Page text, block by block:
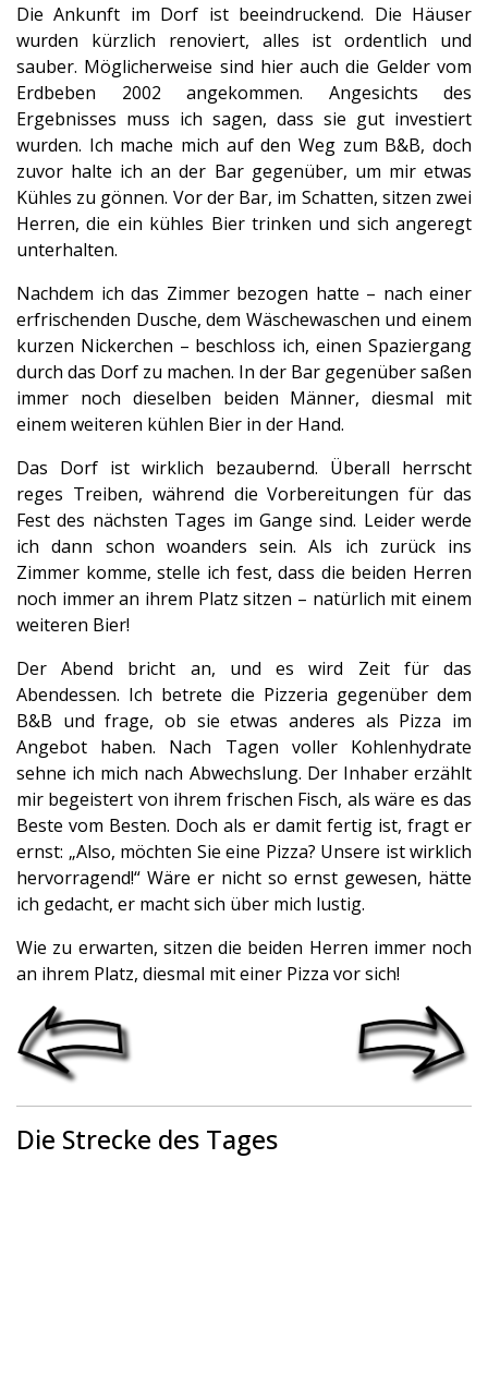
Die Ankunft im Dorf ist beeindruckend. Die Häuser
wurden kürzlich renoviert, alles ist ordentlich und
sauber. Möglicherweise sind hier auch die Gelder vom
Erdbeben 2002 angekommen. Angesichts des
Ergebnisses muss ich sagen, dass sie gut investiert
wurden. Ich mache mich auf den Weg zum B&B, doch
zuvor halte ich an der Bar gegenüber, um mir etwas
Kühles zu gönnen. Vor der Bar, im Schatten, sitzen zwei
Herren, die ein kühles Bier trinken und sich angeregt
unterhalten.
Nachdem ich das Zimmer bezogen hatte – nach einer
erfrischenden Dusche, dem Wäschewaschen und einem
kurzen Nickerchen – beschloss ich, einen Spaziergang
durch das Dorf zu machen. In der Bar gegenüber saßen
immer noch dieselben beiden Männer, diesmal mit
einem weiteren kühlen Bier in der Hand.
Das Dorf ist wirklich bezaubernd. Überall herrscht
reges Treiben, während die Vorbereitungen für das
Fest des nächsten Tages im Gange sind. Leider werde
ich dann schon woanders sein. Als ich zurück ins
Zimmer komme, stelle ich fest, dass die beiden Herren
noch immer an ihrem Platz sitzen – natürlich mit einem
weiteren Bier!
Der Abend bricht an, und es wird Zeit für das
Abendessen. Ich betrete die Pizzeria gegenüber dem
B&B und frage, ob sie etwas anderes als Pizza im
Angebot haben. Nach Tagen voller Kohlenhydrate
sehne ich mich nach Abwechslung. Der Inhaber erzählt
mir begeistert von ihrem frischen Fisch, als wäre es das
Beste vom Besten. Doch als er damit fertig ist, fragt er
ernst: „Also, möchten Sie eine Pizza? Unsere ist wirklich
hervorragend!“ Wäre er nicht so ernst gewesen, hätte
ich gedacht, er macht sich über mich lustig.
Wie zu erwarten, sitzen die beiden Herren immer noch
an ihrem Platz, diesmal mit einer Pizza vor sich!
Die Strecke des Tages